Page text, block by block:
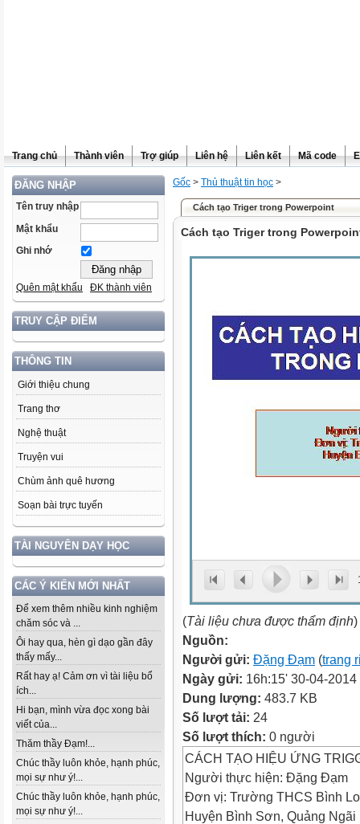
Trang chủ Thành viên Trợ giúp Liên hệ Liên kết Mã code
ĐĂNG NHẬP
Tên truy nhập
Mật khẩu
Ghi nhớ
Quên mật khẩu ĐK thành viên
TRUY CẬP ĐIỂM
THÔNG TIN
Giới thiệu chung
Trang thơ
Nghệ thuật
Truyện vui
Chùm ảnh quê hương
Soạn bài trực tuyến
TÀI NGUYÊN DẠY HỌC
CÁC Ý KIẾN MỚI NHẤT
Để xem thêm nhiều kinh nghiệm
chăm sóc và ...
Ôi hay qua, hèn gì dạo gần đây
thấy mấy...
Rất hay ạ! Cảm ơn vì tài liệu bổ
ích...
Hi bạn, mình vừa đọc xong bài
viết của...
Thăm thầy Đạm!...
Chúc thầy luôn khỏe, hạnh phúc,
mọi sự như ý!...
Chúc thầy luôn khỏe, hạnh phúc,
mọi sự như ý!...
Gốc > Thủ thuật tin học >
Cách tạo Triger trong Powerpoint
Cách tạo Triger trong
(Tài liệu chưa được thẩm định)
Nguồn:
Người gửi: Đặng Đạm (trang
Ngày gửi: 16h:15' 30-04-2014
Dung lượng: 483.7 KB
Số lượt tải: 24
Số lượt thích: 0 người
CÁCH TẠO HIỆU ỨNG
Người thực hiện: Đặng Đạm
Đơn vị: Trường THCS Bình
Huyện Bình Sơn, Quảng Ngãi